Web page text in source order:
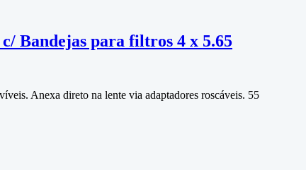
Bandejas para filtros 4 x 5.65
Anexa direto na lente via adaptadores roscáveis. 55